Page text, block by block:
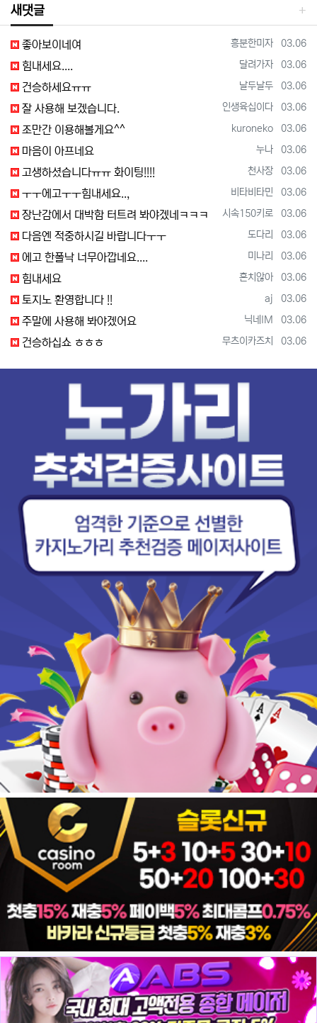
새댓글
등록자
흥분한미자 등록일
03.06
좋아보이네여
등록자
달려가자 등록일
03.06
힘내세요....
등록자
날두날두 등록일
03.06
건승하세요ㅠㅠ
등록자
인생육십이다 등록일
03.06
잘 사용해 보겠습니다.
등록자
kuroneko 등록일
03.06
조만간 이용해볼게요^^
등록자
누나 등록일
03.06
마음이 아프네요
등록자
천사장 등록일
03.06
고생하셨습니다ㅠㅠ 화이팅!!!!
등록자
비타비타민 등록일
03.06
ㅜㅜ에고ㅜㅜ힘내세요..,
등록자
시속150키로 등록일
03.06
장난감에서 대박함 터트려 봐야겠네ㅋㅋㅋ
등록자
도다리 등록일
03.06
다음엔 적중하시길 바랍니다ㅜㅜ
등록자
미나리 등록일
03.06
에고 한폴낙 너무아깝네요....
등록자
흔치않아 등록일
03.06
힘내세요
등록자
aj 등록일
03.06
토지노 환영합니다 !!
등록자
닉네IM 등록일
03.06
주말에 사용해 봐야겠어요
등록자
무츠이카즈치 등록일
03.06
건승하십쇼 ㅎㅎㅎ